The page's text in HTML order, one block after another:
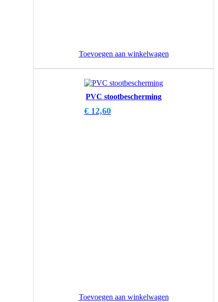
Toevoegen aan winkelwagen
PVC stootbescherming
€ 12,60
Toevoegen aan winkelwagen